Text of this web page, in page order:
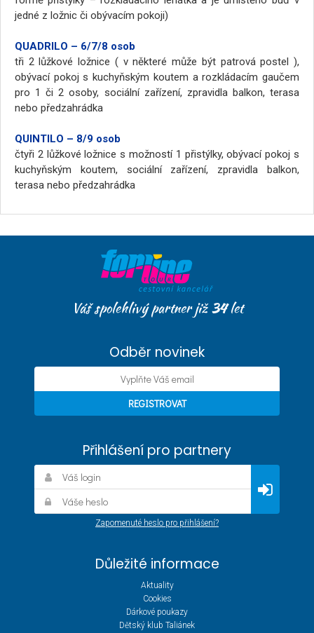
jedné z ložnic či obývacím pokoji)
QUADRILO – 6/7/8 osob
tři 2 lůžkové ložnice ( v některé může být patrová postel ),
obývací pokoj s kuchyňským koutem a rozkládacím gaučem
pro 1 či 2 osoby, sociální zařízení, zpravidla balkon, terasa
nebo předzahrádka
QUINTILO – 8/9 osob
čtyři 2 lůžkové ložnice s možností 1 přistýlky, obývací pokoj s
kuchyňským koutem, sociální zařízení, zpravidla balkon,
terasa nebo předzahrádka
Váš spolehlivý partner již34let
Odběr novinek
Přihlášení pro partnery
Zapomenuté heslo pro přihlášení?
Důležité informace
Aktuality
Cookies
Dárkové poukazy
Dětský klub Taliánek